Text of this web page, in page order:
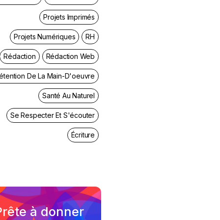
Projets Imprimés
Projets Numériques RH
Rédaction Rédaction Web
De La Main-D'oeuvre
Santé Au Naturel
Se Respecter Et S'écouter
Écriture
à donner